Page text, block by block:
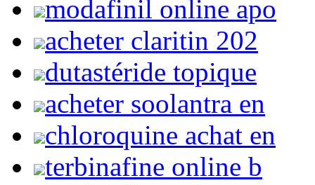
modafinil online apo
acheter claritin 202
dutastéride topique
acheter soolantra en
chloroquine achat en
terbinafine online b